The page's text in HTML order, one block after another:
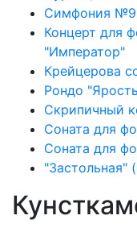
Симфония №9
Концерт для
"Император"
Крейцерова
Рондо
Скрипичный
Соната для
Соната для
"Застольная"